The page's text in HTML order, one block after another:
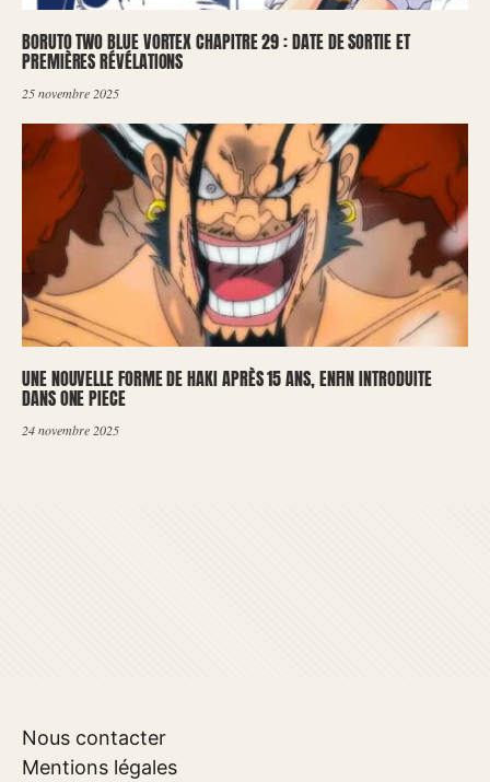
BORUTO TWO BLUE VORTEX CHAPITRE 29 : DATE DE SORTIE ET
PREMIÈRES RÉVÉLATIONS
25 novembre 2025
UNE NOUVELLE FORME DE HAKI APRÈS 15 ANS, ENFIN INTRODUITE
DANS ONE PIECE
24 novembre 2025
Nous contacter
Mentions légales